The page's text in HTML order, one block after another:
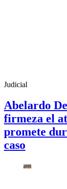
Judicial
Abelardo
firmeza el
promete
caso